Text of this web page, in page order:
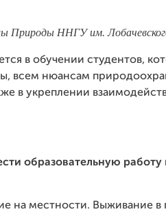
Природы ННГУ им.
в обучении студентов,
всем нюансам
в укреплении
образовательную
на местности. Выживание в